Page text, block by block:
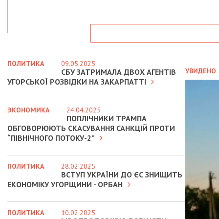
УВИДЕНО
ПОЛИТИКА 09.05.2025
СБУ ЗАТРИМАЛА ДВОХ АГЕНТІВ
УГОРСЬКОЇ РОЗВІДКИ НА ЗАКАРПАТТІ
ЭКОНОМИКА 24.04.2025
ПОПЛІЧНИКИ ТРАМПА
ОБГОВОРЮЮТЬ СКАСУВАННЯ САНКЦІЙ ПРОТИ
“ПІВНІЧНОГО ПОТОКУ-2”
ПОЛИТИКА 28.02.2025
ВСТУП УКРАЇНИ ДО ЄС ЗНИЩИТЬ
ЕКОНОМІКУ УГОРЩИНИ - ОРБАН
ПОЛИТИКА 10.02.2025